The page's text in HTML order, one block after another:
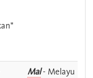
Mal- Melayu -